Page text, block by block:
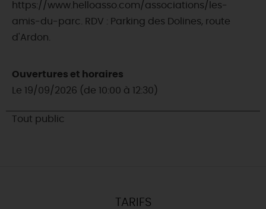
https://www.helloasso.com/associations/les-
amis-du-parc. RDV : Parking des Dolines, route
d'Ardon.
Ouvertures et horaires
Le 19/09/2026 (de 10:00 à 12:30)
Tout public
TARIFS